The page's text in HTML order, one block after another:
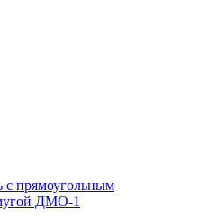
с прямоугольным
ДМО-1